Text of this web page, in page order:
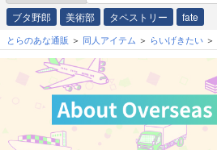
ブタ野郎 美術部 タペストリー fate
とらのあな通販 同人アイテム らいげきたい